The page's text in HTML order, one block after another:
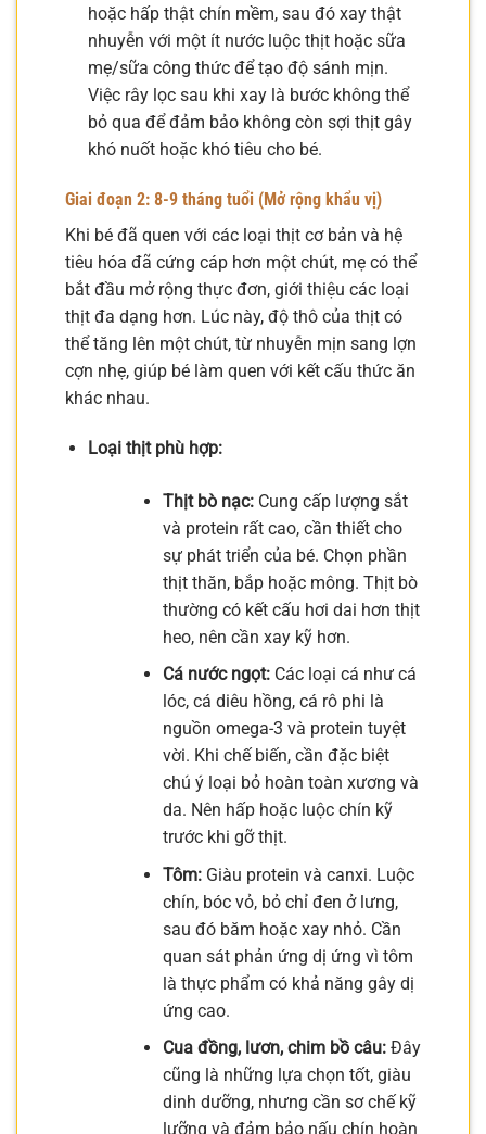
hoặc hấp thật chín mềm, sau đó xay thật
nhuyễn với một ít nước luộc thịt hoặc sữa
mẹ/sữa công thức để tạo độ sánh mịn.
Việc rây lọc sau khi xay là bước không thể
bỏ qua để đảm bảo không còn sợi thịt gây
khó nuốt hoặc khó tiêu cho bé.
Giai đoạn 2: 8-9 tháng tuổi (Mở rộng khẩu vị)
Khi bé đã quen với các loại thịt cơ bản và hệ
tiêu hóa đã cứng cáp hơn một chút, mẹ có thể
bắt đầu mở rộng thực đơn, giới thiệu các loại
thịt đa dạng hơn. Lúc này, độ thô của thịt có
thể tăng lên một chút, từ nhuyễn mịn sang lợn
cợn nhẹ, giúp bé làm quen với kết cấu thức ăn
khác nhau.
Loại thịt phù hợp:
Thịt bò nạc:Cung cấp lượng sắt
và protein rất cao, cần thiết cho
sự phát triển của bé. Chọn phần
thịt thăn, bắp hoặc mông. Thịt bò
thường có kết cấu hơi dai hơn thịt
heo, nên cần xay kỹ hơn.
Cá nước ngọt:Các loại cá như cá
lóc, cá diêu hồng, cá rô phi là
nguồn omega-3 và protein tuyệt
vời. Khi chế biến, cần đặc biệt
chú ý loại bỏ hoàn toàn xương và
da. Nên hấp hoặc luộc chín kỹ
trước khi gỡ thịt.
Tôm:Giàu protein và canxi. Luộc
chín, bóc vỏ, bỏ chỉ đen ở lưng,
sau đó băm hoặc xay nhỏ. Cần
quan sát phản ứng dị ứng vì tôm
là thực phẩm có khả năng gây dị
ứng cao.
Cua đồng, lươn, chim bồ câu:Đây
cũng là những lựa chọn tốt, giàu
dinh dưỡng, nhưng cần sơ chế kỹ
lưỡng và đảm bảo nấu chín hoàn